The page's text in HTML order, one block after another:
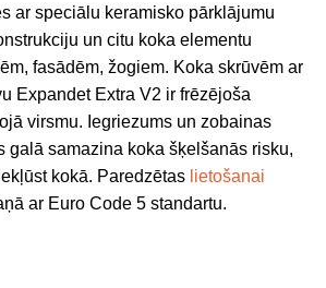
ar speciālu keramisko pārklājumu
un citu koka elementu
fasādēm, žogiem. Koka skrūvēm ar
Expandet Extra V2 ir frēzējoša
virsmu. Iegriezums un zobainas
galā samazina koka šķelšanās risku,
kokā. Paredzētas lietošanai
ar Euro Code 5 standartu.